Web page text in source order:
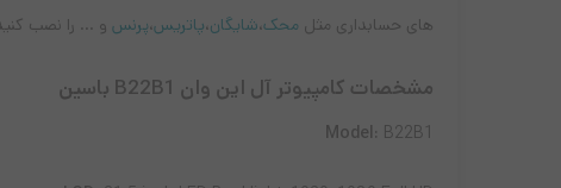
های حسابداری مثل محک،شایگان،پاتریس،پرنس و … را نصب
مشخصات کامپیوتر آل این وان B22B1 باسین
Model: B22B1